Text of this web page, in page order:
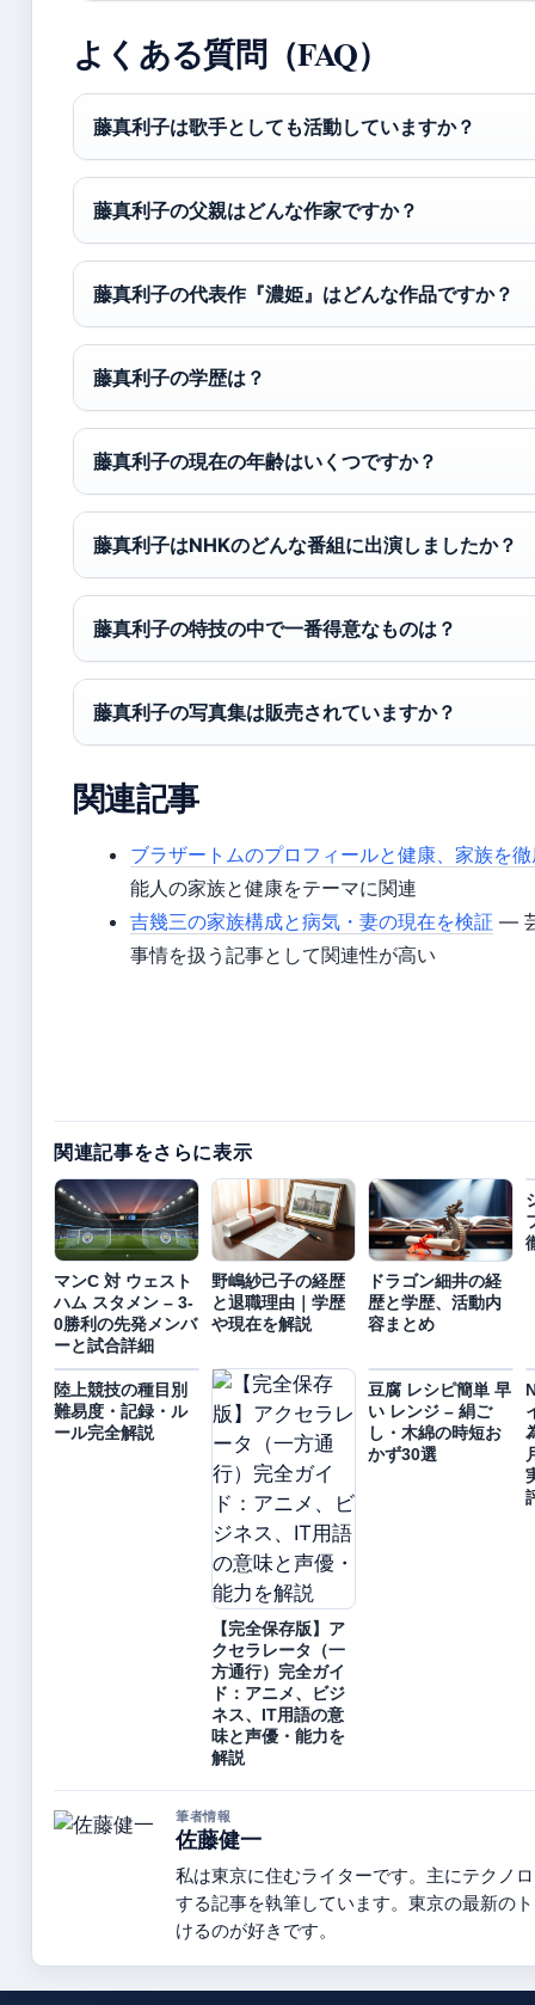
よくある質問（FAQ）
藤真利子は歌手としても活動していますか？
藤真利子の父親はどんな作家ですか？
藤真利子の代表作『濃姫』はどんな作品ですか？
藤真利子の学歴は？
藤真利子の現在の年齢はいくつですか？
藤真利子はNHKのどんな番組に出演しましたか？
藤真利子の特技の中で一番得意なものは？
藤真利子の写真集は販売されていますか？
関連記事
ブラザートムのプロフィールと健康、家族を
能人の家族と健康をテーマに関連
吉幾三の家族構成と病気・妻の現在を検証 —
事情を扱う記事として関連性が高い
関連記事をさらに表示
マンC 対 ウェスト
ハム スタメン – 3-
0勝利の先発メンバ
ーと試合詳細
野嶋紗己子の経歴
と退職理由｜学歴
や現在を解説
ドラゴン細井の経
歴と学歴、活動内
容まとめ
陸上競技の種目別
難易度・記録・ル
ール完全解説
【完全保存版】ア
クセラレータ（一
方通行）完全ガイ
ド：アニメ、ビジ
ネス、IT用語の意
味と声優・能力を
解説
豆腐 レシピ簡単 早
い レンジ – 絹ご
し・木綿の時短お
かず30選
筆者情報
佐藤健一
私は東京に住むライターです。主にテクノ
する記事を執筆しています。東京の最新の
けるのが好きです。